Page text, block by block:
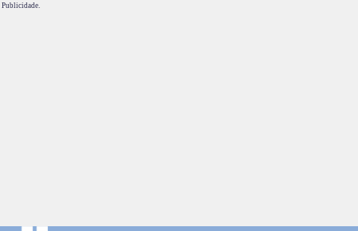
Publicidade.